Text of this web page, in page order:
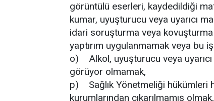
görüntülü eserleri, kaydedildiği
kumar, uyuşturucu veya uyarıcı
idari soruşturma veya
yaptırım uygulanmamak veya bu
o) Alkol, uyuşturucu veya uyarıcı
görüyor olmamak,
p) Sağlık Yönetmeliği hükümleri
kurumlarından çıkarılmamış olmak,